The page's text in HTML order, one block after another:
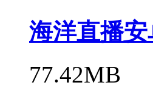
海洋直播安
77.42MB